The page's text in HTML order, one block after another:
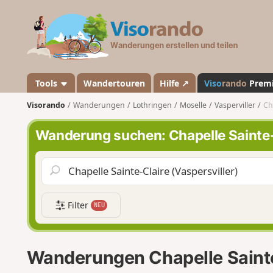
a
n
d
o
Tools Wandertouren Hilfe ↗ Visorando
Visorando Wanderungen Lothringen Moselle Vasperviller
Wanderung suchen: Chapelle
Filter NEU
Wanderungen Chapelle